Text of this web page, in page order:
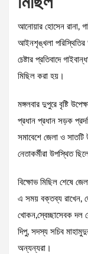
আনোয়ার হোসেন রানা,
আইনশৃঙ্খলা পরিস্থিতির
চেষ্টার প্রতিবাদে
মিছিল করা হয়।
মঙ্গলবার দুপুরে বৃষ্টি
প্রধান প্রধান সড়ক
সমাবেশে জেলা ও
নেতাকর্মীরা উপস্থিত
বিক্ষোভ মিছিল শেষে
এ সময় বক্তব্য রাখেন,
খোকন,স্বেচ্ছাসেবক দল
দিপু, সদস্য সচিব
অন্যন্যরা।